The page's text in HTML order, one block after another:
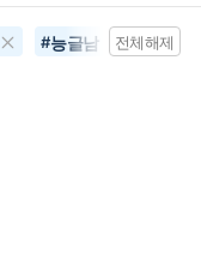
#능글남 #초능력
전체해제